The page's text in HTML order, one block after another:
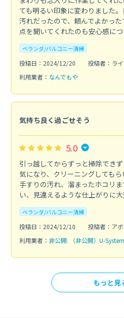
ても明るい印象に変わりました
汚れだったので、頼んでよかっ
点を聞いてくれたのも安心感につ
ベランダ/バルコニー清掃
投稿日：2024/12/20
投稿者：ラ
利用業者： なんでもや
気持ち良く過ごせそう
5.0
引っ越してからずっと掃除でき
気になり、クリーニングしても
手すりの汚れ、溜まったホコリ
い、見違えるような仕上がりに大
ベランダ/バルコニー清掃
投稿日：2024/12/10
投稿者：ア
利用業者： 非公開: （非公開）U-System
もっと見